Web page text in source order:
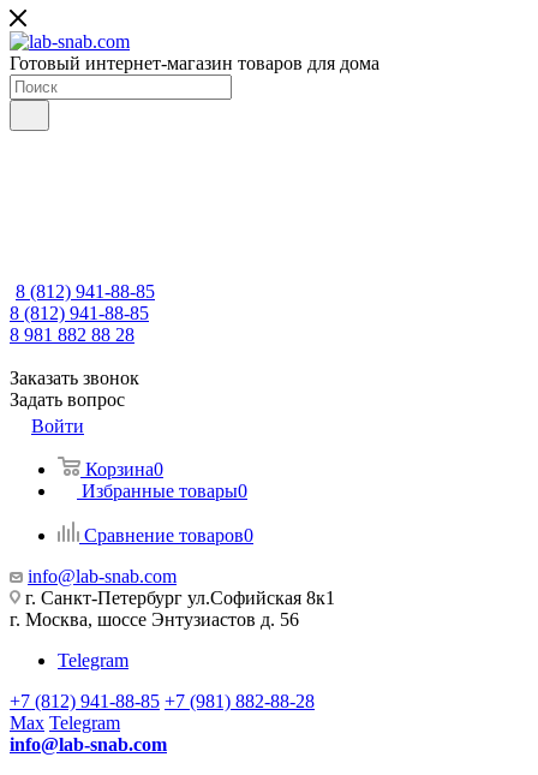
Готовый интернет-магазин товаров для дома
8 (812) 941-88-85
8 (812) 941-88-85
8 981 882 88 28
Заказать звонок
Задать вопрос
Войти
Корзина0
Избранные товары0
Сравнение товаров0
info@lab-snab.com
г. Санкт-Петербург ул.Софийская 8к1
г. Москва, шоссе Энтузиастов д. 56
Telegram
+7 (812) 941-88-85 +7 (981) 882-88-28
Max Telegram
info@lab-snab.com